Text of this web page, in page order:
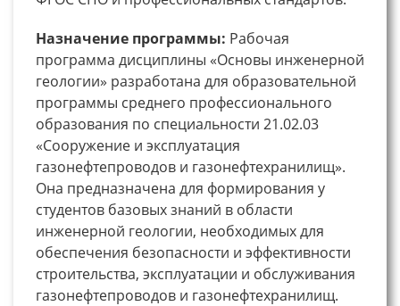
Назначение программы: Рабочая
программа дисциплины «Основы инженерной
геологии» разработана для образовательной
программы среднего профессионального
образования по специальности 21.02.03
«Сооружение и эксплуатация
газонефтепроводов и газонефтехранилищ».
Она предназначена для формирования у
студентов базовых знаний в области
инженерной геологии, необходимых для
обеспечения безопасности и эффективности
строительства, эксплуатации и обслуживания
газонефтепроводов и газонефтехранилищ.